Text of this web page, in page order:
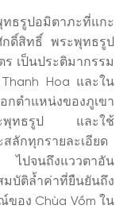
ทธรูปอมิตาภะที่แกะ
กดิ์สิทธิ์ พระพุทธรูป
ร เป็นประติมากรรม
Hoa และใน
กตำแหน่งของภูเขา
ระพุทธรูป และใช้
ลักทุกรายละเอียด
ไปจนถึงแววตาอัน
บัติล้ำค่าที่ยืนยันถึง
อง Chùa Vồm ใน